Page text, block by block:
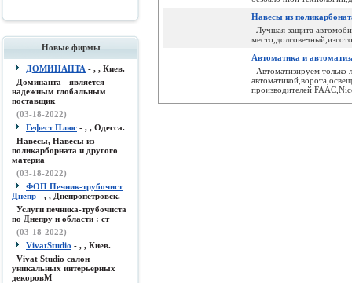
Новые фирмы
ДОМИНАНТА - , , Киев.
Доминанта - является
надежным глобальным
поставщик
(03-18-2022)
Гефест Плюс - , , Одесса.
Навесы, Навесы из
поликарборната и другого
материа
(03-18-2022)
ФОП Печник-трубочист
Днепр - , , Днепропетровск.
Услуги печника-трубочиста
по Днепру и области : ст
(03-18-2022)
VivatStudio - , , Киев.
Vivat Studio салон
уникальных интерьерных
декоровМ
Навесы из
Лучшая защита
Автоматика и
Автоматизируем
производителей